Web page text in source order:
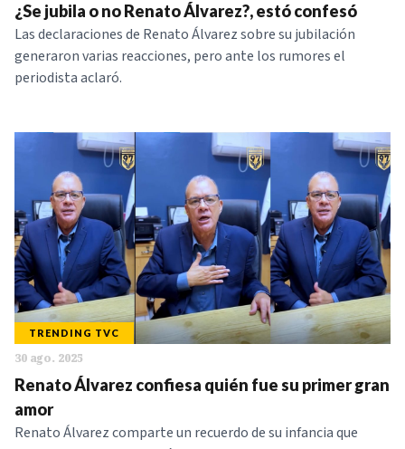
¿Se jubila o no Renato Álvarez?, estó confesó
Las declaraciones de Renato Álvarez sobre su jubilación
generaron varias reacciones, pero ante los rumores el
periodista aclaró.
TRENDING TVC
30 ago. 2025
Renato Álvarez confiesa quién fue su primer gran
amor
Renato Álvarez comparte un recuerdo de su infancia que